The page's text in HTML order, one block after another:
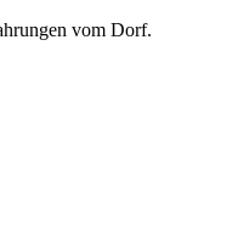
vom Dorf.